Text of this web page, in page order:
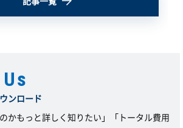
ンロード
かもっと詳しく知りたい」「トータル費用